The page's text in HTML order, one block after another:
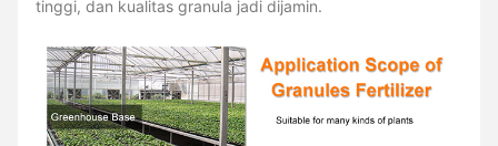
tinggi, dan kualitas granula jadi dijamin.